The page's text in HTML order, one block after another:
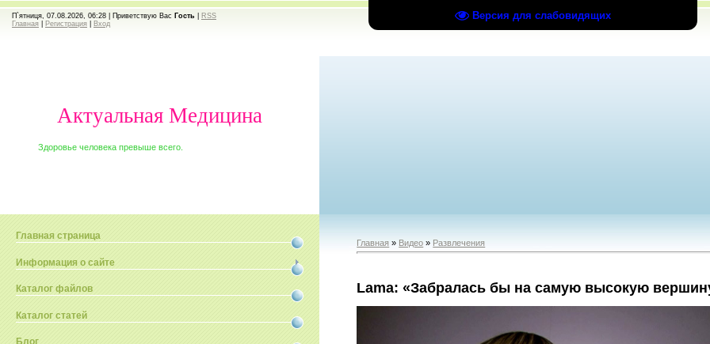
Версия для слабовидящих
П`ятниця, 07.08.2026, 06:28 | Приветствую Вас Гость
RSS
Главная
Регистрация Вход
Актуальная Медицина
Здоровье человека превыше всего.
Главная страница
Информация о сайте
Каталог файлов
Каталог статей
Главная » Видео » Развлечения
Lama: «Забралась бы на самую высокую